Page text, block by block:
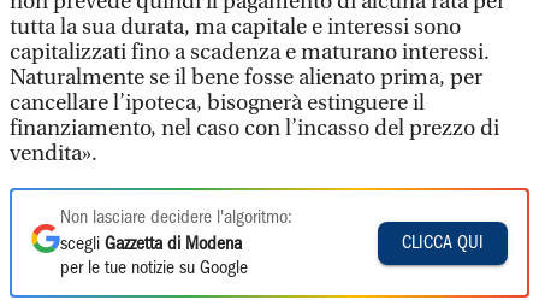
tutta la sua durata, ma capitale e interessi sono
capitalizzati fino a scadenza e maturano interessi.
Naturalmente se il bene fosse alienato prima, per
cancellare l’ipoteca, bisognerà estinguere il
finanziamento, nel caso con l’incasso del prezzo di
vendita».
Non lasciare decidere l'algoritmo:
scegli Gazzetta di Modena
per le tue notizie su Google
CLICCA QUI